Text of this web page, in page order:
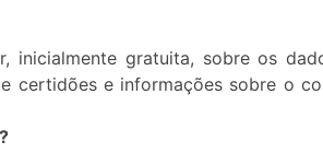
inicialmente gratuita, sobre os
certidões e informações sobre o